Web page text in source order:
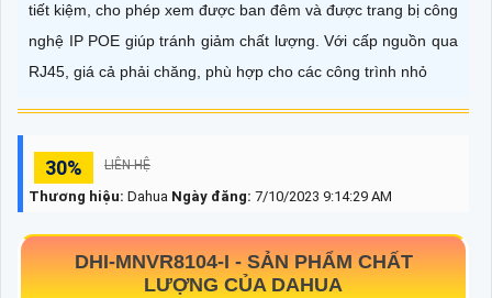
tiết kiệm, cho phép xem được ban đêm và được trang bị công
nghệ IP POE giúp tránh giảm chất lượng. Với cấp nguồn qua
RJ45, giá cả phải chăng, phù hợp cho các công trình nhỏ
30% LIÊN HỆ
Thương hiệu: Dahua Ngày đăng: 7/10/2023 9:14:29 AM
DHI-MNVR8104-I - SẢN PHẨM CHẤT
LƯỢNG CỦA DAHUA